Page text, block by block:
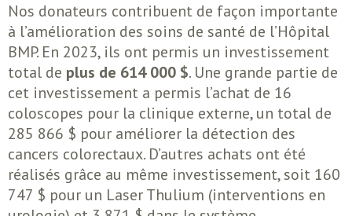
Nos donateurs contribuent de façon importante
à l’amélioration des soins de santé de l’Hôpital
BMP. En 2023, ils ont permis un investissement
total de plus de 614 000 $. Une grande partie de
cet investissement a permis l’achat de 16
coloscopes pour la clinique externe, un total de
285 866 $ pour améliorer la détection des
cancers colorectaux. D’autres achats ont été
réalisés grâce au même investissement, soit 160
747 $ pour un Laser Thulium (interventions en